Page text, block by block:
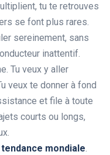
tu te retrouves
se font plus rares.
sereinement, sans
inattentif.
Tu veux y aller
veux te donner à fond
et file à toute
courts ou longs,
tendance mondiale.